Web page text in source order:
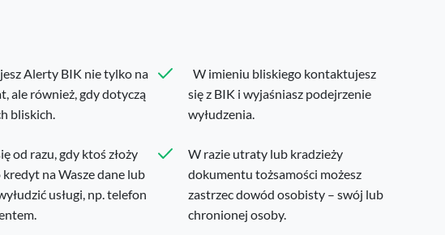
Alerty BIK nie tylko na
ale również, gdy dotyczą
bliskich.
W imieniu bliskiego kontaktujesz
się z BIK i wyjaśniasz podejrzenie
wyłudzenia.
od razu, gdy ktoś złoży
na Wasze dane lub
usługi, np. telefon
W razie utraty lub kradzieży
dokumentu tożsamości możesz
zastrzec dowód osobisty – swój lub
chronionej osoby.